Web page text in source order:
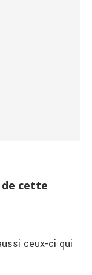
cette
ceux-ci qui